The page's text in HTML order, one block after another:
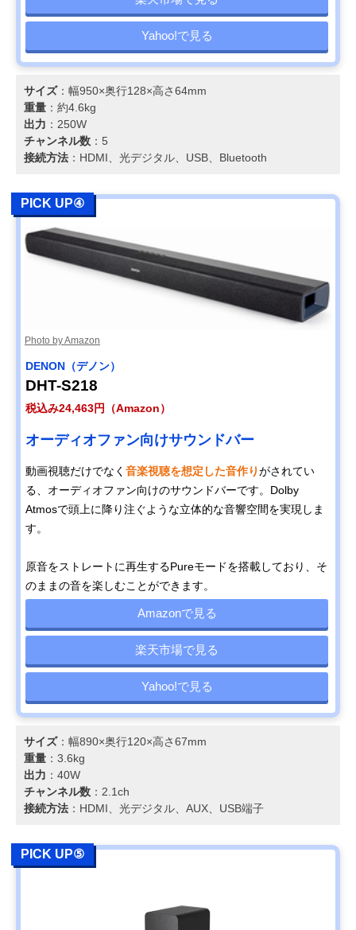
Yahoo!で見る
サイズ：幅950×奥行128×高さ64mm
重量 ：約4.6kg
出力 ：250W
チャンネル数 ：5
接続方法 ：HDMI、光デジタル、USB、Bluetooth
PICK UP④
Photo by Amazon
DENON（デノン）
DHT-S218
税込み24,463円（Amazon）
オーディオファン向けサウンドバー
動画視聴だけでなく 音楽視聴を想定した音作りがされてい
る、オーディオファン向けのサウンドバーです。Dolby
Atmosで頭上に降り注ぐような立体的な音響空間を実現しま
す。
原音をストレートに再生するPureモードを搭載しており、そ
のままの音を楽しむことができます。
Amazonで見る
楽天市場で見る
Yahoo!で見る
サイズ：幅890×奥行120×高さ67mm
重量 ：3.6kg
出力 ：40W
チャンネル数 ：2.1ch
接続方法 ：HDMI、光デジタル、AUX、USB端子
PICK UP⑤